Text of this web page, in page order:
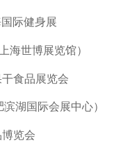
国际健身展
海世博展览馆）
食品展览会
湖国际会展中心）
览会